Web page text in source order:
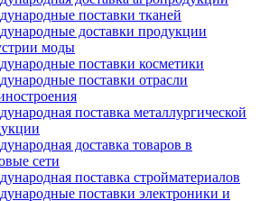
поставки тканей
доставки продукции
моды
поставки косметики
поставки отрасли
поставка металлургической
доставка товаров в
сети
поставка стройматериалов
поставки электроники и